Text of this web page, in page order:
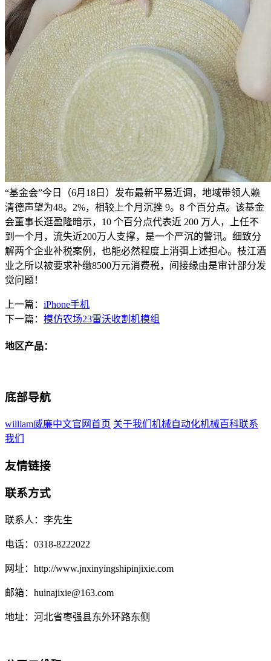
“基金会”今日（6月18日）发布最新平易近调，地域带领人赖
清德声望为48。2%，相较上个月沉挫 9。8 个百分点。该基金
会董事长逛盈隆暗示，10 个百分点代表近 200 万人，上任不
到一个月，流失近200万人支撑，是一个严沉的警讯。细致分
解两个企业补税案例，也能必然程度上消弭上述担心。枝江酒
业之所以被要求补缴8500万元消费税，间接缘由是审计部分发
觉问题！
上一篇： iPhone手机
下一篇： 模仿农场23雷沃收割机模组
地区产品：
底部导航
william威廉中文官网首页 关于我们 机械自动化机械百科联系
我们
友情链接
联系方式
联系人：李先生
电话：0318-8222022
网址：http://www.jnxinyingshipinjixie.com
邮箱：huinajixie@163.com
地址：河北省枣强县东外环路东侧